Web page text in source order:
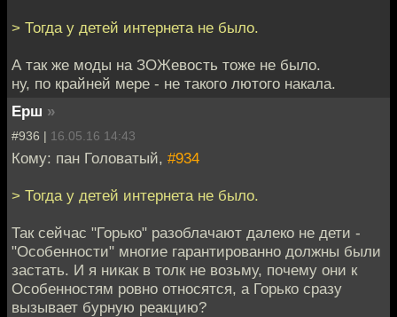
> Тогда у детей интернета не было.
А так же моды на ЗОЖевость тоже не было.
ну, по крайней мере - не такого лютого накала.
Ерш »
#936 | 16.05.16 14:43
Кому: пан Головатый, #934
> Тогда у детей интернета не было.
Так сейчас "Горько" разоблачают далеко не дети -
"Особенности" многие гарантированно должны были
застать. И я никак в толк не возьму, почему они к
Особенностям ровно относятся, а Горько сразу
вызывает бурную реакцию?